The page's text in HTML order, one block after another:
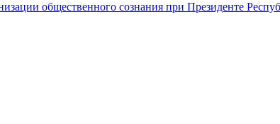
общественного сознания при Президенте